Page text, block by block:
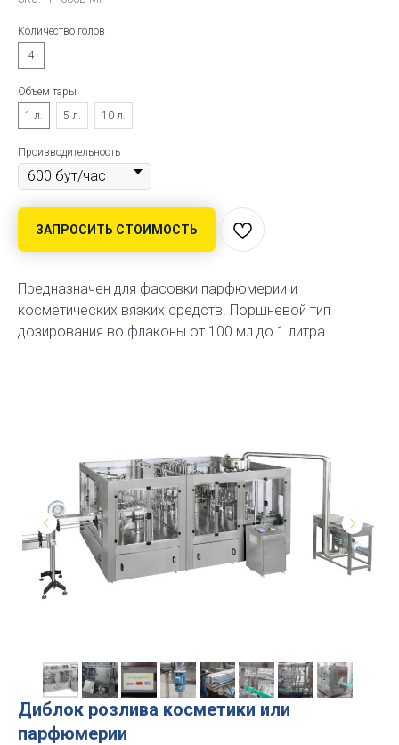
Количество голов
4
Объем тары
1 л.
5 л. 10 л.
Производительность
ЗАПРОСИТЬ СТОИМОСТЬ
Предназначен для фасовки парфюмерии и
косметических вязких средств. Поршневой тип
дозирования во флаконы от 100 мл до 1 литра.
Диблок розлива косметики или
парфюмерии